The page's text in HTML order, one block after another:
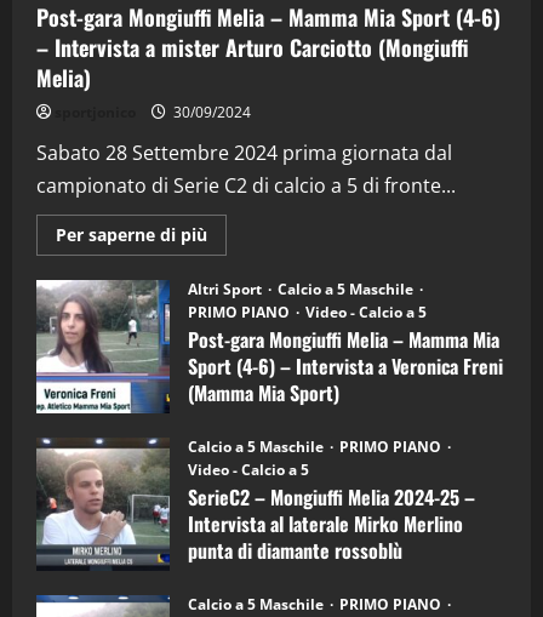
Post-gara Mongiuffi Melia – Mamma Mia Sport (4-6)
– Intervista a mister Arturo Carciotto (Mongiuffi
Melia)
30/09/2024
Sabato 28 Settembre 2024 prima giornata dal
campionato di Serie C2 di calcio a 5 di fronte...
Per saperne di più
informazioni
Post-
gara
Mongiuffi
Melia
–
Mamma
Mia
Sport
6)
–
Intervista
a
mister
Arturo
Carciotto
(Mongiuffi
Altri Sport
Calcio a 5 Maschile
PRIMO PIANO
Video - Calcio a 5
Post-gara Mongiuffi Melia – Mamma Mia
Sport (4-6) – Intervista a Veronica Freni
(Mamma Mia Sport)
Calcio a 5 Maschile
PRIMO PIANO
Video - Calcio a 5
SerieC2 – Mongiuffi Melia 2024-25 –
Intervista al laterale Mirko Merlino
punta di diamante rossoblù
Calcio a 5 Maschile
PRIMO PIANO
2
“SportEmpire” in Podcast: 29^ Puntata
(Martedi 28 Aprile 2026)
28/04/2026
3
"SportEmpire" in Podcast
“SportEmpire” in Podcast: 28^ Puntata
(Martedi 21 Aprile 2026)
21/04/2026
4
“SportEmpire” in Podcast: 27^ Puntata
(Martedi 14 Aprile 2026)
15/04/2026
“SportEmpire” in Podcast: 26^ Puntata